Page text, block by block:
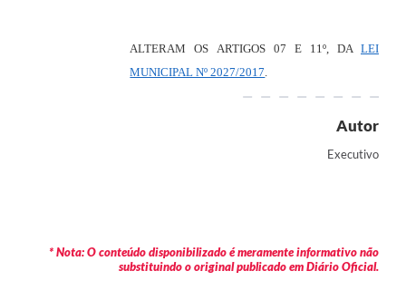
ALTERAM OS ARTIGOS 07 E 11º, DA LEI
MUNICIPAL Nº 2027/2017
Autor
Executivo
* Nota: O conteúdo disponibilizado é meramente informativo não
substituindo o original publicado em Diário Oficial.